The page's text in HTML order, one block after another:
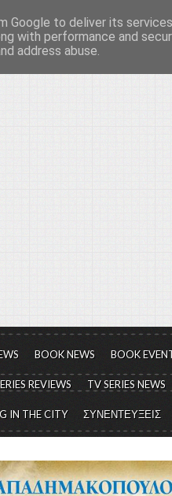
Τεχνών...
μιλάμε για τον
BOOK NEWS BOOK
REVIEWS TV SERIES NEWS
IN THE CITY ΣΥΝΕΝΤΕΥΞΕΙΣ
Google to deliver its
with performance and
address abuse.